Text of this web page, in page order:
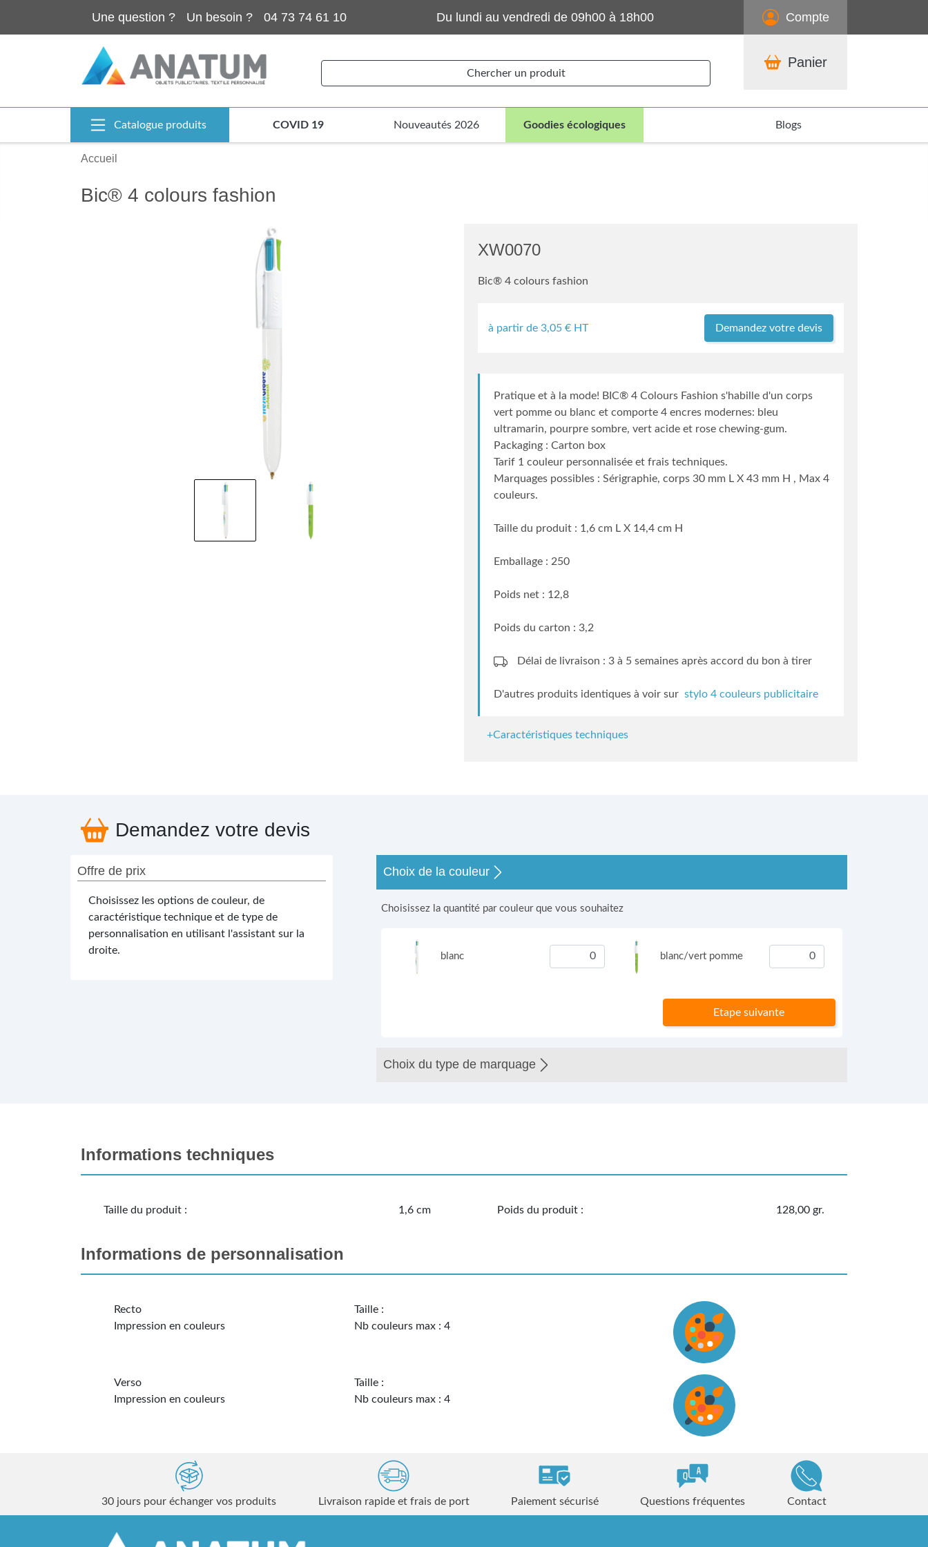
Une question ? Un besoin ? 04 73 74 61 10 Du lundi au vendredi de 09h00 à 18h00 Compte
Chercher un produit
Panier
Catalogue produits COVID 19 Nouveautés 2026 Goodies écologiques Blogs
Accueil
Bic® 4 colours fashion
XW0070
Bic® 4 colours fashion
à partir de 3,05 € HT Demandez votre devis
Pratique et à la mode! BIC® 4 Colours Fashion s'habille d'un corps
vert pomme ou blanc et comporte 4 encres modernes: bleu
ultramarin, pourpre sombre, vert acide et rose chewing-gum.
Packaging : Carton box
Tarif 1 couleur personnalisée et frais techniques.
Marquages possibles : Sérigraphie, corps 30 mm L X 43 mm H , Max 4
couleurs.
Taille du produit : 1,6 cm L X 14,4 cm H
Emballage : 250
Poids net : 12,8
Poids du carton : 3,2
Délai de livraison : 3 à 5 semaines après accord du bon à tirer
D'autres produits identiques à voir sur stylo 4 couleurs publicitaire
+Caractéristiques techniques
Demandez votre devis
Offre de prix
Choisissez les options de couleur, de
caractéristique technique et de type de
personnalisation en utilisant l'assistant sur la
droite.
Choix de la couleur
Choisissez la quantité par couleur que vous souhaitez
blanc blanc/vert pomme
Etape suivante
Choix du type de marquage
Informations techniques
Taille du produit : 1,6 cm Poids du produit : 128,00 gr.
Informations de personnalisation
Recto
Impression en couleurs
Taille :
Nb couleurs max : 4
Verso
Impression en couleurs
Taille :
Nb couleurs max : 4
30 jours pour échanger vos produits Livraison rapide et frais de port Paiement sécurisé Questions fréquentes Contact